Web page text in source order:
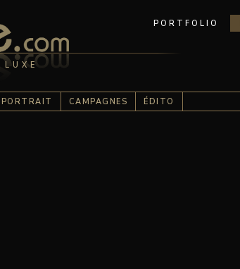
PORTFOLIO
LUXE
PORTRAIT CAMPAGNES ÉDITO